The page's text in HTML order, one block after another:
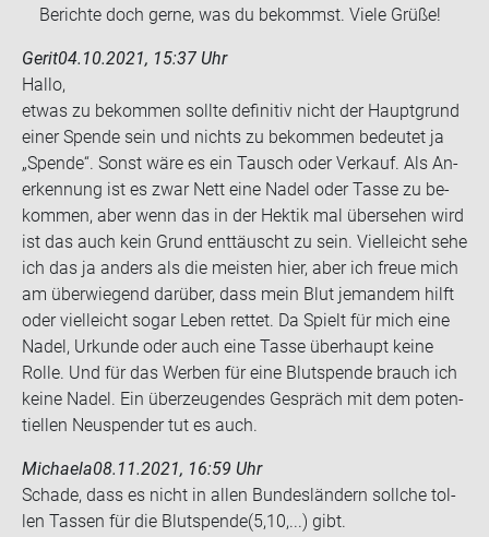
Berichte doch gerne, was du bekommst. Viele Grüße!
Gerit04.10.2021, 15:37 Uhr
Hallo,
etwas zu be­kom­men soll­te de­fi­ni­tiv nicht der Haupt­grund
einer Spen­de sein und nichts zu be­kom­men be­deu­tet ja
„Spen­de“. Sonst wäre es ein Tausch oder Ver­kauf. Als An­
er­ken­nung ist es zwar Nett eine Nadel oder Tasse zu be­
kom­men, aber wenn das in der Hek­tik mal über­se­hen wird
ist das auch kein Grund ent­täuscht zu sein. Viel­leicht sehe
ich das ja an­ders als die meis­ten hier, aber ich freue mich
am über­wie­gend dar­über, dass mein Blut je­man­dem hilft
oder viel­leicht sogar Leben ret­tet. Da Spielt für mich eine
Nadel, Ur­kun­de oder auch eine Tasse über­haupt keine
Rolle. Und für das Wer­ben für eine Blut­spen­de brauch ich
keine Nadel. Ein über­zeu­gen­des Ge­spräch mit dem po­ten­
ti­el­len Neu­spen­der tut es auch.
Michaela08.11.2021, 16:59 Uhr
Scha­de, dass es nicht in allen Bun­des­län­dern soll­che tol­
len Tas­sen für die Blut­spen­de(5,10,...) gibt.